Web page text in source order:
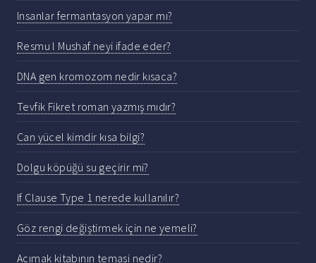
Insanlar fermantasyon yapar mı?
Resmu l Mushaf neyi ifade eder?
DNA gen kromozom nedir kısaca?
Tevfik Fikret roman yazmış mıdır?
Can yücel kimdir kısa bilgi?
Dolgu köpüğü su geçirir mi?
If Clause Type 1 nerede kullanılır?
Göz rengi değiştirmek için ne yemeli?
Acımak kitabının temasi nedir?